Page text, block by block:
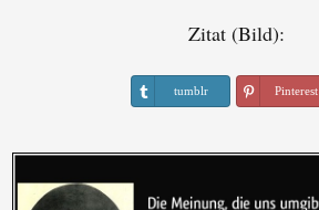
Zitat (Bild):
tumblr Pinterest